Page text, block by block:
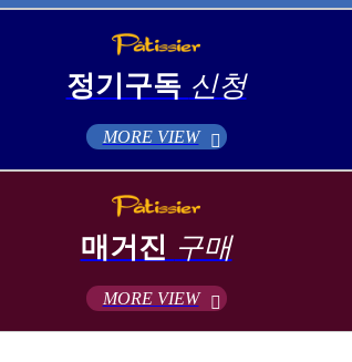
정기구독 신청
MORE VIEW
매거진 구매
MORE VIEW